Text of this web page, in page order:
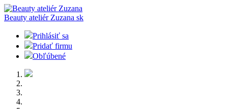
Beauty ateliér Zuzana sk
Prihlásiť sa
Pridať firmu
Obľúbené